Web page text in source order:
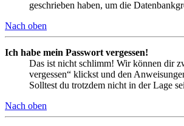
geschrieben haben, um die
Nach oben
Ich habe mein Passwort vergessen!
Das ist nicht schlimm! Wir können dir
vergessen“ klickst und den
Solltest du trotzdem nicht in der Lage
Nach oben